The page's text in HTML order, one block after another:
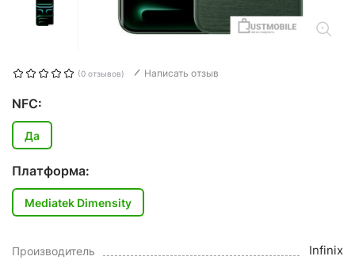
(0 отзывов) Написать отзыв
NFC:
Да
Платформа:
Mediatek Dimensity
Производитель Infinix